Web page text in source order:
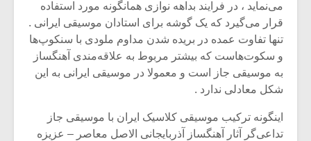
می‌نماید ، در فرایند بداهه نوازی همانگونه مورد استفاده
قرار می‌گیرد که یک گوشه برای استادان موسیقی ایرانی .
تنها تفاوت عمده در بریده شدن مداوم ملودی با سنکوپ‌ها
و سکوت‌هاست که بیشتر مربوط به علاقه‌مندی آهنگساز
به موسیقی جاز است و معمولا در موسیقی ایرانی به این
شکل معادلی ندارد .
اینگونه ترکیب موسیقی کلاسیک ایران با موسیقی جاز
تداعی‌گر آثار آهنگساز آذربایجانی الاصل معاصر – عزیزه